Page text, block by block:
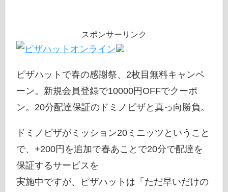
スポンサーリンク
ピザハットで春の感謝祭、2枚目無料キャンペ
ーン。新規会員登録で10000円OFFでクーポ
ン。20分配達保証のドミノピザと真っ向勝負。
ドミノピザがミッション20ミニッツということ
で、+200円を追加で春あことで20分で配達を
保証するサービスを
実施中ですが、ピザハットは「ただ早いだけの